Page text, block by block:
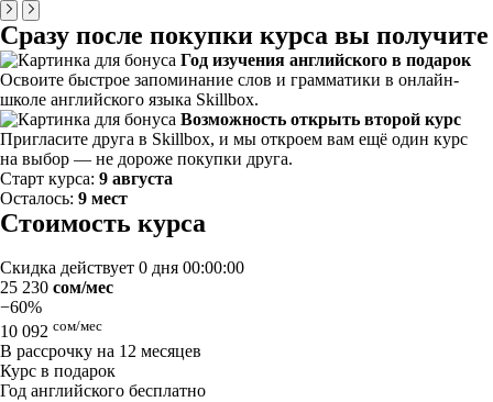
Сразу после покупки курса вы получите
Год изучения английского в подарок
Освоите быстрое запоминание слов и грамматики в онлайн-
школе английского языка Skillbox.
Возможность открыть второй курс
Пригласите друга в Skillbox, и мы откроем вам ещё один курс
на выбор — не дороже покупки друга.
Старт курса: 9 августа
Осталось: 9 мест
Стоимость курса
Скидка действует 0 дня 00:00:00
25 230 сом/мес
−60%
10 092 сом/мес
В рассрочку на 12 месяцев
Курс в подарок
Год английского бесплатно